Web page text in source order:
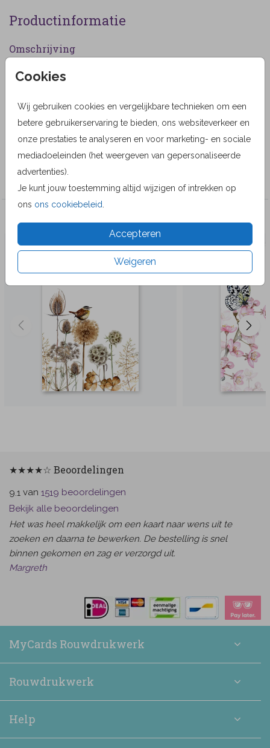
Cookies
Wij gebruiken cookies en vergelijkbare technieken om een
betere gebruikerservaring te bieden, ons websiteverkeer en
onze prestaties te analyseren en voor marketing- en sociale
mediadoeleinden (het weergeven van gepersonaliseerde
advertenties).
Je kunt jouw toestemming altijd wijzigen of intrekken op
ons ons cookiebeleid
Accepteren
Weigeren
Productinformatie
Omschrijving
Bedankt rouwkaart na overlijden voor uw dierbaren
Designer
Geertje Burgers
Collectie
Veel gekozen producten
★★★★☆ Beoordelingen
9.1 van 1519 beoordelingen
Bekijk alle beoordelingen
Het was heel makkelijk om een kaart naar wens uit te
zoeken en daarna te bewerken. De bestelling is snel
binnen gekomen en zag er verzorgd uit.
Margreth
MyCards Rouwdrukwerk
Rouwdrukwerk
Help